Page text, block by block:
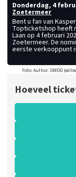
donderdag, 4
Zoetermeer
Bent u fan van
Topticketshop heeft
Laan op 4 februari
Zoetermeer. De
eerste verkooppunt
Foto: Author: DWDD
Hoeveel